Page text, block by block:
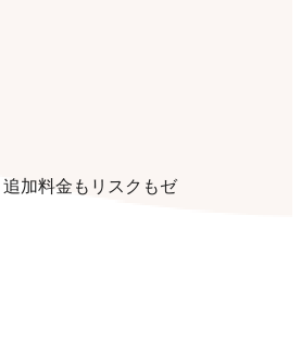
加料金もリスクもゼ